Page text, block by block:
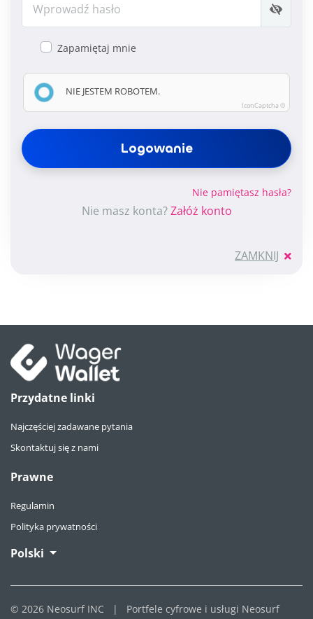
Zapamiętaj mnie
NIE JESTEM ROBOTEM.
IconCaptcha ©
Nie pamiętasz hasła?
Nie masz konta?Załóż konto
ZAMKNIJ
Przydatne linki
Najczęściej zadawane pytania
Skontaktuj się z nami
Prawne
Regulamin
Polityka prywatności
Polski
© 2026 Neosurf INC | Portfele cyfrowe i usługi Neosurf